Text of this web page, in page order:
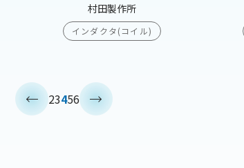
村田製作所
インダクタ(コイル)
23456